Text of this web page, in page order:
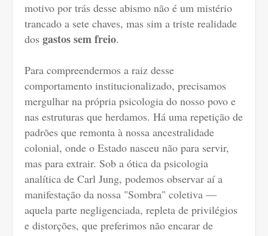
motivo por trás desse abismo não é um mistério
trancado a sete chaves, mas sim a triste realidade
dos gastos sem freio.
Para compreendermos a raiz desse
comportamento institucionalizado, precisamos
mergulhar na própria psicologia do nosso povo e
nas estruturas que herdamos. Há uma repetição de
padrões que remonta à nossa ancestralidade
colonial, onde o Estado nasceu não para servir,
mas para extrair. Sob a ótica da psicologia
analítica de Carl Jung, podemos observar aí a
manifestação da nossa "Sombra" coletiva —
aquela parte negligenciada, repleta de privilégios
e distorções, que preferimos não encarar de